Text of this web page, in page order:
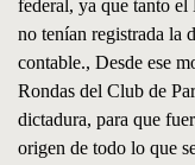
federal, ya que tanto
no tenían registrada la
contable., Desde ese
Rondas del Club de
dictadura, para que
origen de todo lo que